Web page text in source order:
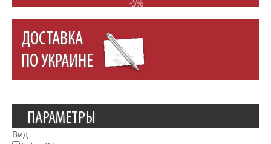
ДОСТАВКА
ПО УКРАИНЕ
ПАРАМЕТРЫ
Вид